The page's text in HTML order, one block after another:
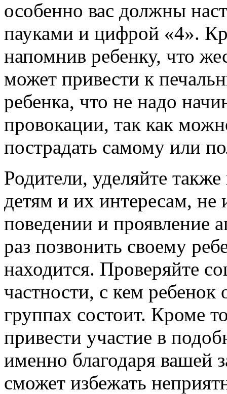
особенно вас должны
пауками и цифрой «4».
напомнив ребенку, что
может привести к
ребенка, что не надо
провокации, так как
пострадать самому или
Родители, уделяйте
детям и их интересам, не
поведении и проявление
раз позвонить своему
находится. Проверяйте
частности, с кем ребенок
группах состоит. Кроме
привести участие в
именно благодаря вашей
сможет избежать